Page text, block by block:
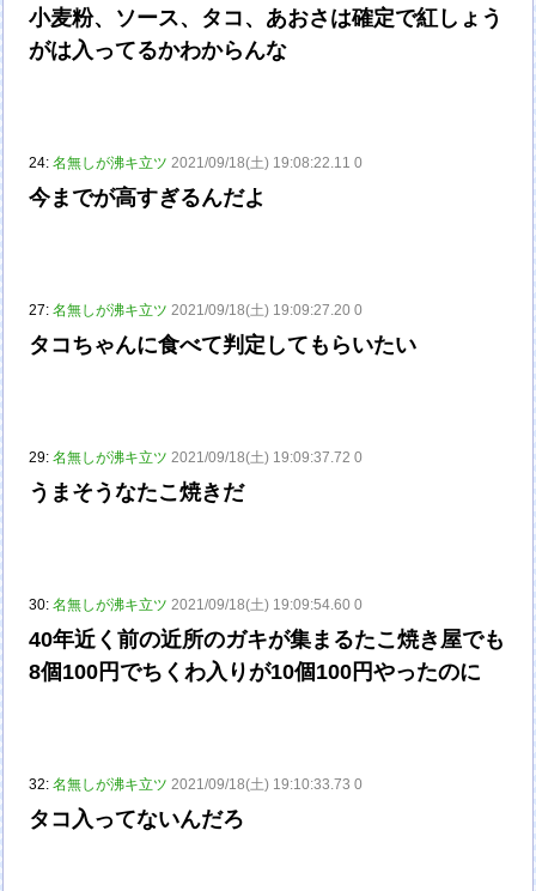
小麦粉、ソース、タコ、あおさは確定で紅しょう
がは入ってるかわからんな
24:名無しが沸キ立ツ 2021/09/18(土) 19:08:22.11 0
今までが高すぎるんだよ
27:名無しが沸キ立ツ 2021/09/18(土) 19:09:27.20 0
タコちゃんに食べて判定してもらいたい
29:名無しが沸キ立ツ 2021/09/18(土) 19:09:37.72 0
うまそうなたこ焼きだ
30:名無しが沸キ立ツ 2021/09/18(土) 19:09:54.60 0
40年近く前の近所のガキが集まるたこ焼き屋でも
8個100円でちくわ入りが10個100円やったのに
32:名無しが沸キ立ツ 2021/09/18(土) 19:10:33.73 0
タコ入ってないんだろ